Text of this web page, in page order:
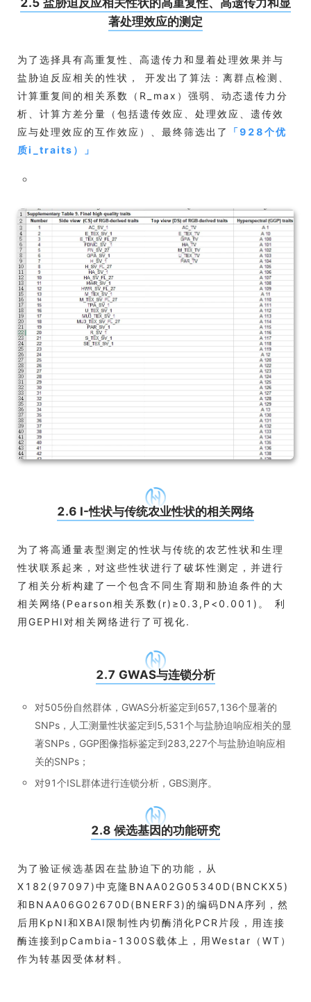
著处理效应的测定
为了选择具有高重复性、高遗传力和显着处理效果并与
盐胁迫反应相关的性状， 开发出了算法：离群点检测、
计算重复间的相关系数（R_max）强弱、动态遗传力分
析、计算方差分量（包括遗传效应、处理效应、遗传效
应与处理效应的互作效应）、最终筛选出了
「928个优
质i_traits）
」
2.6 I-性状与传统农业性状的相关网络
为了将高通量表型测定的性状与传统的农艺性状和生理
性状联系起来，对这些性状进行了破坏性测定，并进行
了相关分析构建了一个包含不同生育期和胁迫条件的大
相关网络(Pearson相关系数(r)≥0.3,P<0.001)。 利
用GEPHI对相关网络进行了可视化.
2.7 GWAS与连锁分析
对505份自然群体，GWAS分析鉴定到657,136个显著的
SNPs，人工测量性状鉴定到5,531个与盐胁迫响应相关的显
著SNPs，GGP图像指标鉴定到283,227个与盐胁迫响应相
关的SNPs；
对91个ISL群体进行连锁分析，GBS测序。
2.8 候选基因的功能研究
为了验证候选基因在盐胁迫下的功能，从
X182(97097)中克隆BNAA02G05340D(BNCKX5)
和BNAA06G02670D(BNERF3)的编码DNA序列，然
后用KpNI和XBAI限制性内切酶消化PCR片段，用连接
酶连接到pCambia-1300S载体上，用Westar（WT）
作为转基因受体材料。